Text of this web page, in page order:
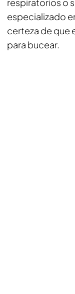
especializado
certeza de que
para bucear.